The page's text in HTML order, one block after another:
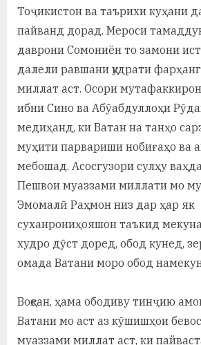
Тоҷикистон ва таърихи куҳани
пайванд дорад. Мероси
даврони Сомониён то замони
далели равшани қудрати
миллат аст. Осори
ибни Сино ва Абӯабдуллоҳи
медиҳанд, ки Ватан на танҳо
муҳити парвариши нобиғаҳо ва
мебошад. Асосгузори сулҳу
Пешвои муаззами миллати мо
Эмомалӣ Раҳмон низ дар ҳар як
суханрониҳояшон таъкид
худро дӯст доред, обод кунед,
омада Ватани моро обод
Воқеан, ҳама ободиву тинҷию
Ватани мо аст аз кӯшишҳои
муаззами миллат аст, ки